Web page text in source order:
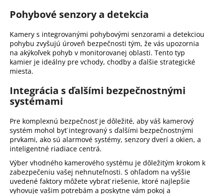
Pohybové senzory a detekcia
Kamery s integrovanými pohybovými senzorami a detekciou
pohybu zvyšujú úroveň bezpečnosti tým, že vás upozornia
na akýkoľvek pohyb v monitorovanej oblasti. Tento typ
kamier je ideálny pre vchody, chodby a ďalšie strategické
miesta.
Integrácia s ďalšími bezpečnostnými
systémami
Pre komplexnú bezpečnosť je dôležité, aby váš kamerový
systém mohol byť integrovaný s ďalšími bezpečnostnými
prvkami, ako sú alarmové systémy, senzory dverí a okien, a
inteligentné riadiace centrá.
Výber vhodného kamerového systému je dôležitým krokom k
zabezpečeniu vašej nehnuteľnosti. S ohľadom na vyššie
uvedené faktory môžete vybrať riešenie, ktoré najlepšie
vyhovuje vašim potrebám a poskytne vám pokoj a